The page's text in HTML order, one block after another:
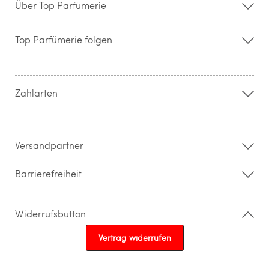
Über Top Parfümerie
Storefinder
Kontakt
Widerrufsrecht & Rückgabebedingungen
Top Parfümerie folgen
Zahlarten
Versandpartner
Barrierefreiheit
Widerrufsbutton
Vertrag widerrufen